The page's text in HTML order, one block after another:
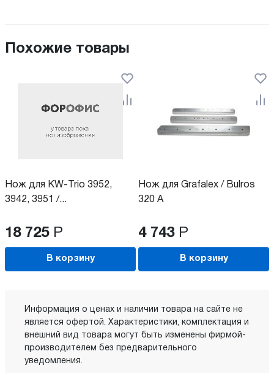
Похожие товары
Нож для KW-Trio 3952,
3942, 3951 /...
18 725 Р
В корзину
Нож для Grafalex / Bulros
320 A
4 743 Р
В корзину
Информация о ценах и наличии товара на сайте не
является офертой. Характеристики, комплектация и
внешний вид товара могут быть изменены фирмой-
производителем без предварительного
уведомления.